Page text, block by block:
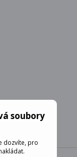
soubory
dozvíte, pro